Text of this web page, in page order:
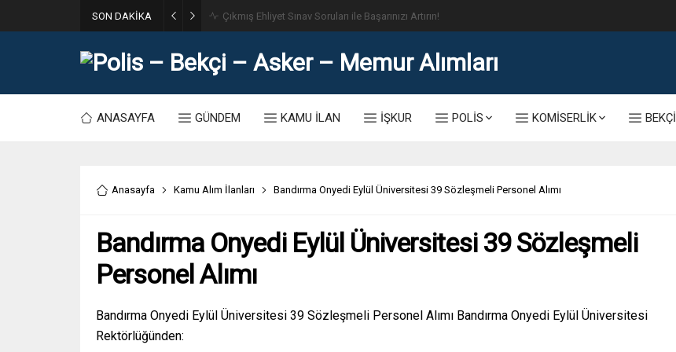
SON DAKİKA 31. Dönem POMEM 7500 Bin Polis Alımı Kılavuzu ve Başvuru Ekranı
ANASAYFA GÜNDEM KAMU İLAN İŞKUR POLİS KOMİSERLİK BEKÇİ
Anasayfa Kamu Alım İlanları Bandırma Onyedi Eylül Üniversitesi 39 Sözleşmeli Personel Alımı
Bandırma Onyedi Eylül Üniversitesi 39 Sözleşmeli
Personel Alımı
Bandırma Onyedi Eylül Üniversitesi 39 Sözleşmeli Personel Alımı Bandırma Onyedi Eylül Üniversitesi
Rektörlüğünden: